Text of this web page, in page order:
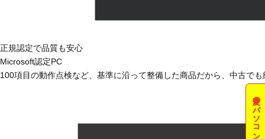
夏のパソコン祭
正規認定で品質も安心
Microsoft認定PC
100項目の動作点検など、基準に沿って整備した商品だから、中古で